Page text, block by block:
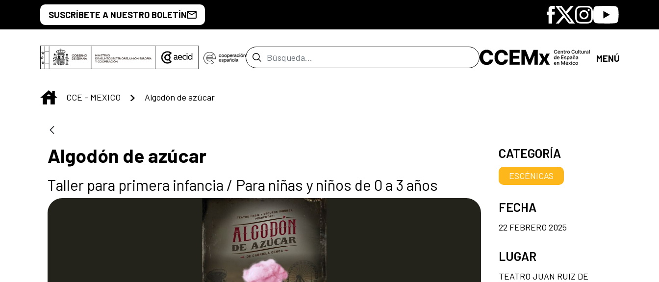
Saltar al contenido principal
SUSCRÍBETE A NUESTRO BOLETÍN Facebook
X Instagram
Youtube
Barra de búsqueda MENÚ
INICIO
CCE - MEXICO Algodón de azúcar
Algodón de azúcar
Taller para primera infancia / Para niñas y niños de 0 a 3 años
CATEGORÍA
ESCÉNICAS
FECHA
22 FEBRERO 2025
LUGAR
TEATRO JUAN RUIZ DE